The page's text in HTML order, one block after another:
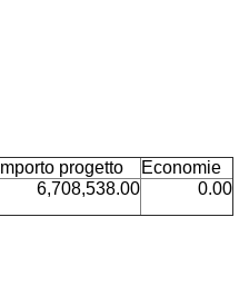
Importo progetto
Economie
6,708,538.00 0.00